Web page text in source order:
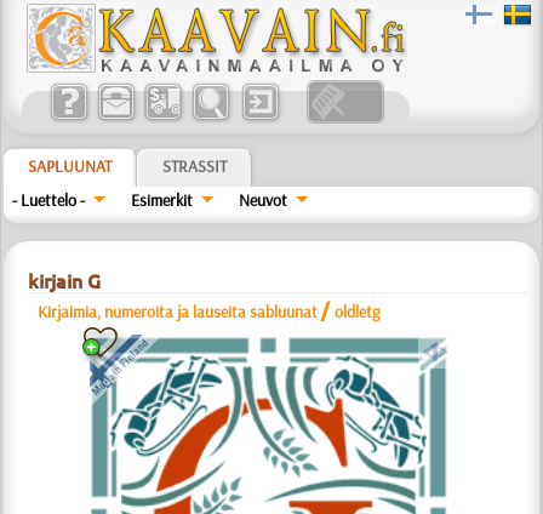
SAPLUUNAT
STRASSIT
- Luettelo -
Esimerkit Neuvot
kirjain G
Kirjaimia, numeroita ja lauseita sabluunat /oldletg
a